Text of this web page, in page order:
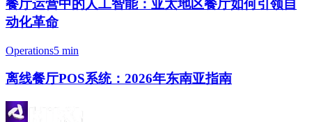
餐厅运营中的人工智能：亚太地区餐厅如何引领自
动化革命
Operations5 min
离线餐厅POS系统：2026年东南亚指南